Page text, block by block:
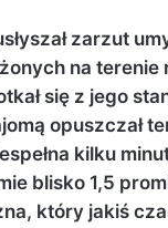
zarzut
na
się z jego
opuszczał
kilku
blisko 1,5
który jakiś